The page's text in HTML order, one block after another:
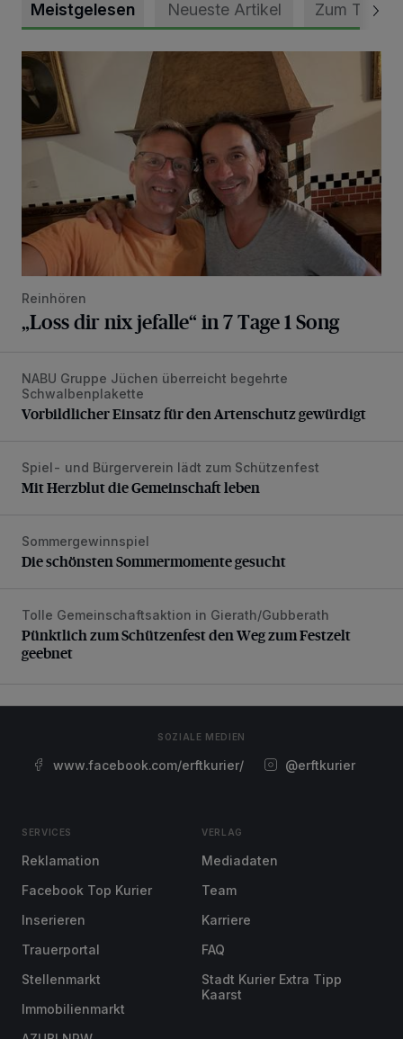
Meistgelesen Neueste Artikel Zum Thema
„Loss dir nix jefalle“ in 7 Tage 1 Song
Reinhören
„Loss dir nix jefalle“ in 7 Tage 1 Song
Vorbildlicher Einsatz für den Artenschutz gewürdigt
NABU Gruppe Jüchen überreicht begehrte
Schwalbenplakette
Vorbildlicher Einsatz für den Artenschutz gewürdigt
Mit Herzblut die Gemeinschaft leben
Spiel- und Bürgerverein lädt zum Schützenfest
Mit Herzblut die Gemeinschaft leben
Die schönsten Sommermomente gesucht
Sommergewinnspiel
Die schönsten Sommermomente gesucht
Pünktlich zum Schützenfest den Weg zum Festzelt
Tolle Gemeinschaftsaktion in Gierath/Gubberath
Pünktlich zum Schützenfest den Weg zum Festzelt
geebnet
SOZIALE MEDIEN
www.facebook.com/erftkurier/ @erftkurier
SERVICES
Reklamation
Facebook Top Kurier
Inserieren
Trauerportal
Stellenmarkt
Immobilienmarkt
VERLAG
Mediadaten
Team
Karriere
FAQ
Stadt Kurier Extra Tipp
Kaarst